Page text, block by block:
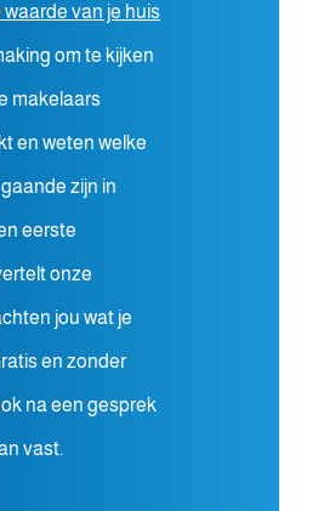
van je huis
om te kijken
makelaars
en weten welke
zijn in
eerste
onze
jou wat je
en zonder
na een gesprek
vast.